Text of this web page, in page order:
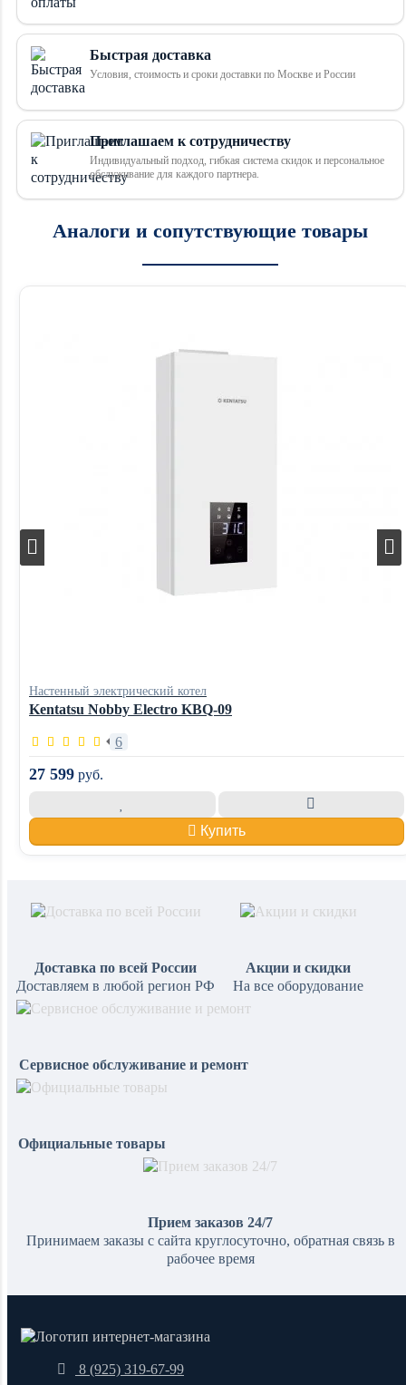
Быстрая доставка
Условия, стоимость и сроки доставки по Москве и России
Приглашаем к сотрудничеству
Индивидуальный подход, гибкая система скидок и персональное
обслуживание для каждого партнера.
Аналоги и сопутствующие товары
Настенный электрический котел
Kentatsu Nobby Electro KBQ-09
6
27 599 руб.
Купить
Доставка по всей России
Доставляем в любой регион РФ
Акции и скидки
На все оборудование
Сервисное обслуживание и ремонт
Официальные товары
Прием заказов 24/7
Принимаем заказы с сайта круглосуточно, обратная связь в
рабочее время
8 (925) 319-67-99